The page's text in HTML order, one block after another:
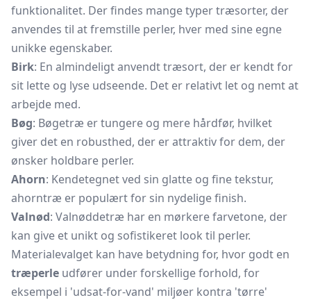
funktionalitet. Der findes mange typer træsorter, der
anvendes til at fremstille perler, hver med sine egne
unikke egenskaber.
Birk: En almindeligt anvendt træsort, der er kendt for
sit lette og lyse udseende. Det er relativt let og nemt at
arbejde med.
Bøg: Bøgetræ er tungere og mere hårdfør, hvilket
giver det en robusthed, der er attraktiv for dem, der
ønsker holdbare perler.
Ahorn: Kendetegnet ved sin glatte og fine tekstur,
ahorntræ er populært for sin nydelige finish.
Valnød: Valnøddetræ har en mørkere farvetone, der
kan give et unikt og sofistikeret look til perler.
Materialevalget kan have betydning for, hvor godt en
træperle udfører under forskellige forhold, for
eksempel i 'udsat-for-vand' miljøer kontra 'tørre'